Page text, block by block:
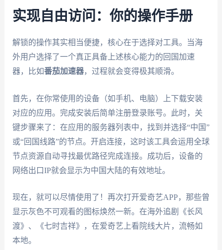
实现自由访问：你的操作手册
解锁的操作其实相当便捷，核心在于选择对工具。当海
外用户选择了一个真正具备上述核心能力的回国加速
器，比如番茄加速器，过程就会变得极其顺滑。
首先，在你常使用的设备（如手机、电脑）上下载安装
对应的应用。完成安装后简单注册登录账号。此时，关
键步骤来了：在应用的服务器列表中，找到并选择“中国”
或“回国线路”的节点。开启连接，这时该工具会运用全球
节点资源自动寻找最优路径完成连接。成功后，设备的
网络出口IP就会显示为中国大陆的有效地址。
现在，就可以尽情使用了！再次打开爱奇艺APP，那些曾
显示灰色不可观看的图标焕然一新。在海外追剧《长风
渡》、《七时吉祥》，在爱奇艺上看院线大片，流畅如
本地。